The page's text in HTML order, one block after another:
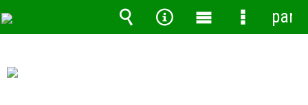
Wyszukiwarka
Narzędzia
MenuMenu